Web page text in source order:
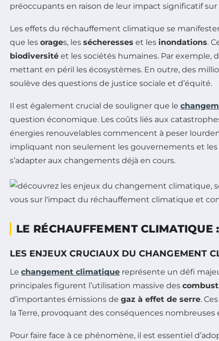
préoccupants en raison de leur impact significatif sur
Les effets du réchauffement climatique se
que les orages, les sécheresses et les inondations.
biodiversité et les sociétés humaines. Par exemple,
mettant en péril les écosystèmes. En outre, des
soulève des questions de justice sociale et d’équité.
Il est également crucial de souligner que le
question économique. Les coûts liés aux
énergies renouvelables commencent à peser
impliquant non seulement les gouvernements et les
s’adapter aux changements déjà en cours.
LE RÉCHAUFFEMENT
LES ENJEUX CRUCIAUX DU CHANGEMENT
Le changement climatique représente un défi
principales figurent l’utilisation massive des
d’importantes émissions de gaz à effet de serre.
la Terre, provoquant des conséquences nombreuses
Pour faire face à ce phénomène, il est essentiel